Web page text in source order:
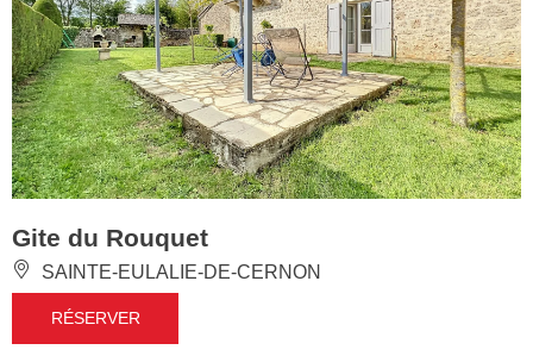
Gite du Rouquet
SAINTE-EULALIE-DE-CERNON
RÉSERVER